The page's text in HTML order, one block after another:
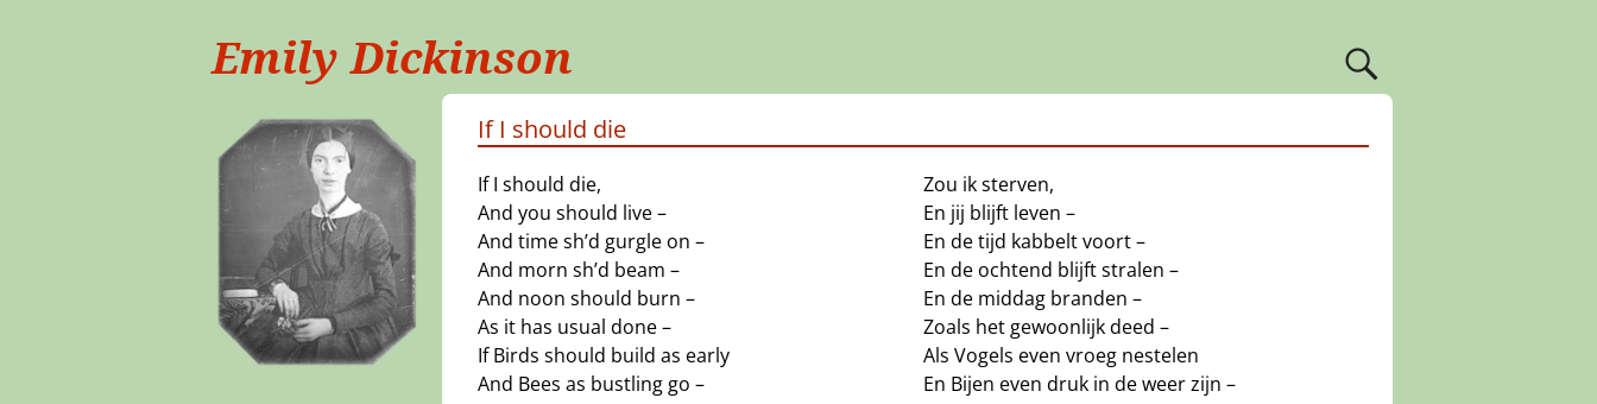
Emily Dickinson
If I should die
If I should die,
And you should live –
And time sh’d gurgle on –
And morn sh’d beam –
And noon should burn –
As it has usual done –
If Birds should build as early
And Bees as bustling go –
Zou ik sterven,
En jij blijft leven –
En de tijd kabbelt voort –
En de ochtend blijft stralen –
En de middag branden –
Zoals het gewoonlijk deed –
Als Vogels even vroeg nestelen
En Bijen even druk in de weer zijn –